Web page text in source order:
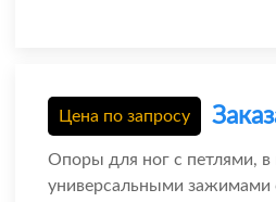
Цена по запросу
Опоры для ног с петлями, в
универсальными зажимами